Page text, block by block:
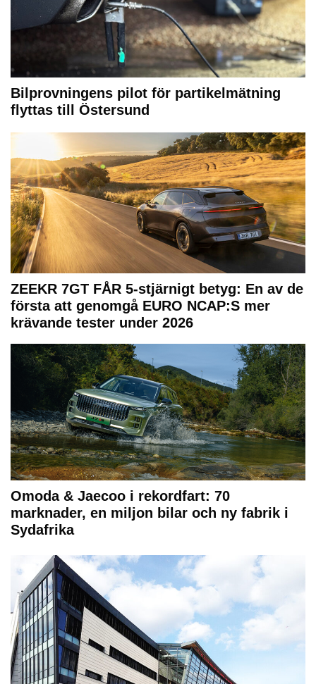
Bilprovningens pilot för partikelmätning
flyttas till Östersund
ZEEKR 7GT FÅR 5-stjärnigt betyg: En av de
första att genomgå EURO NCAP:S mer
krävande tester under 2026
Omoda & Jaecoo i rekordfart: 70
marknader, en miljon bilar och ny fabrik i
Sydafrika